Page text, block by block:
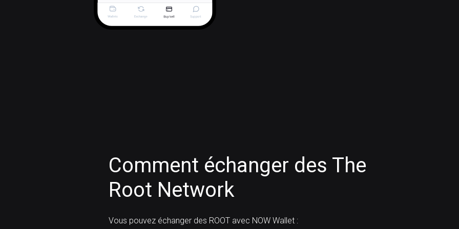
Comment échanger des The
Root Network
Vous pouvez échanger des ROOT avec NOW Wallet :